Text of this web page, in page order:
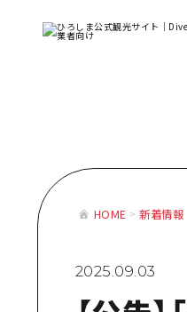
HOME 新着情報
2025.09.03